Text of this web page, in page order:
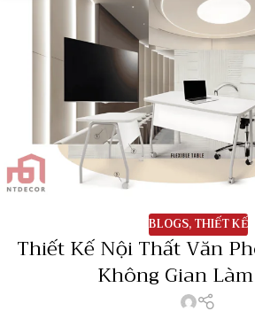
BLOGS,THIẾT KẾ
Thiết Kế Nội Thất Văn
Không Gian